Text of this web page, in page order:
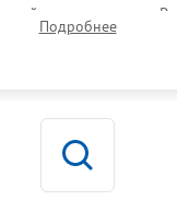
и вентилятор.
при сбоях
Подробнее